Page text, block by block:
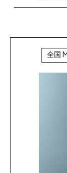
全国